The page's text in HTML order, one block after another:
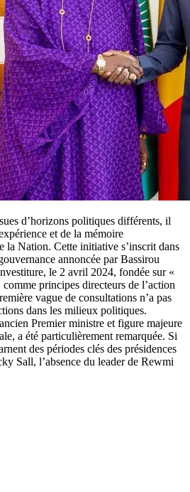
d’horizons politiques différents, il
et de la mémoire
la Nation. Cette initiative s’inscrit dans
annoncée par Bassirou
le 2 avril 2024, fondée sur «
principes directeurs de l’action
vague de consultations n’a pas
dans les milieux politiques.
Premier ministre et figure majeure
a été particulièrement remarquée. Si
des périodes clés des présidences
Sall, l’absence du leader de Rewmi